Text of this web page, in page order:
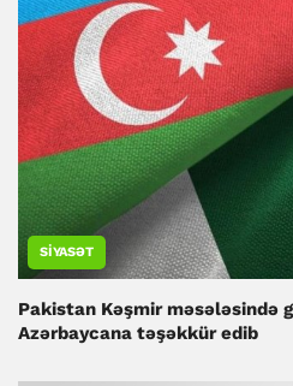
SIYASƏT
Pakistan Kəşmir məsələsində
Azərbaycana təşəkkür edib